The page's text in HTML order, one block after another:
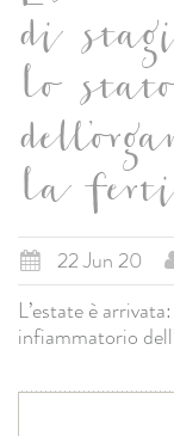
di
lo
la
22 Jun 20
L’estate è
infiammatorio